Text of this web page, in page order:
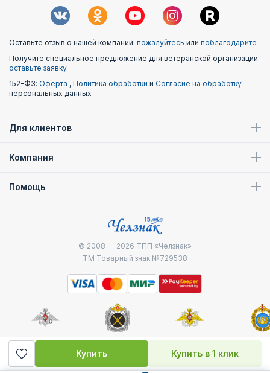
Купить Купить в 1 клик
Оставьте отзыв о нашей компании: пожалуйтесь или поблагодарите
Получите специальное предложение для ветеранской организации:
оставьте заявку
152-ФЗ: Оферта , Политика обработки и Согласие на обработку
персональных данных
Для клиентов
Компания
Помощь
© 2008 — 2026 ТПП «Челзнак»
ТМ Товарный знак №729538
Министерство
Генштаб ВС РФ
Военно-морской
флот
десантные